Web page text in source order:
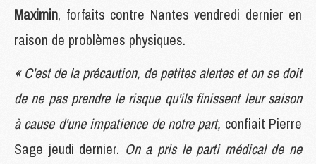
Maximin, forfaits contre Nantes vendredi dernier en
raison de problèmes physiques.
« C'est de la précaution, de petites alertes et on se doit
de ne pas prendre le risque qu'ils finissent leur saison
à cause d'une impatience de notre part, confiait Pierre
Sage jeudi dernier. On a pris le parti médical de ne